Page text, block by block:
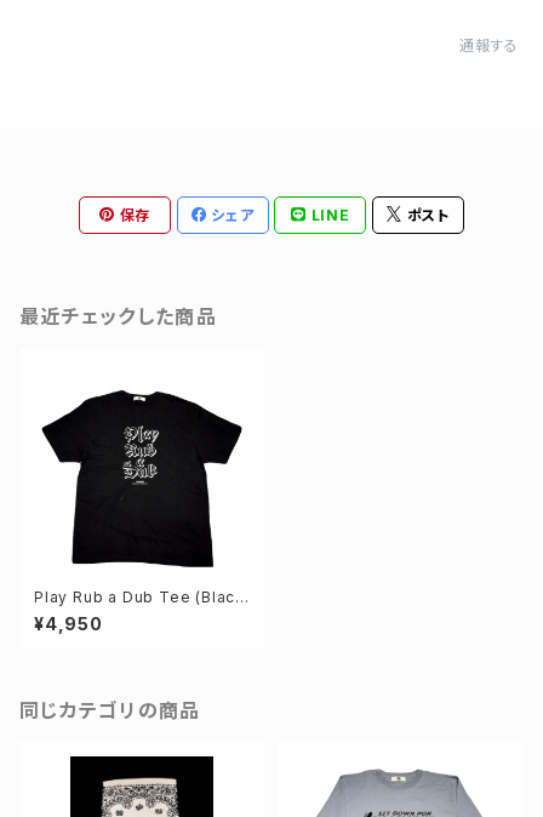
通報する
保存 シェア LINE ポスト
最近チェックした商品
Play Rub a Dub Tee (Blac
k)
¥4,950
同じカテゴリの商品